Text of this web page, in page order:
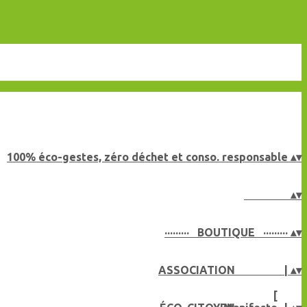
100% éco-gestes, zéro déchet et conso. responsable ▴▾
▴▾
········· BOUTIQUE ········· ▴▾
ASSOCIATION | ▴▾
[